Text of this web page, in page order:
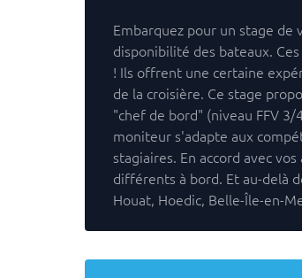
Embarquez pour un stage de
disponibilité des bateaux.
! Ils offrent une certaine
de la croisière. Ce stage
"chef de bord" (niveau FFV
moniteur s'adapte aux
stagiaires. En accord avec
différents à bord. Et au-delà
Houat, Hoedic, Belle-Île-en-